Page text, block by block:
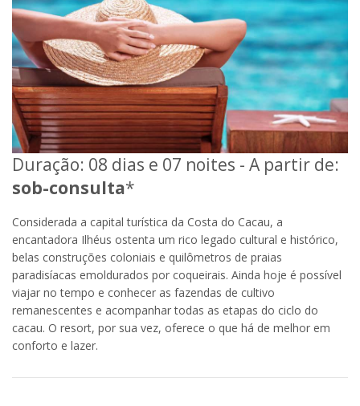
Duração: 08 dias e 07 noites - A partir de:
sob-consulta*
Considerada a capital turística da Costa do Cacau, a
encantadora Ilhéus ostenta um rico legado cultural e histórico,
belas construções coloniais e quilômetros de praias
paradisíacas emoldurados por coqueirais. Ainda hoje é possível
viajar no tempo e conhecer as fazendas de cultivo
remanescentes e acompanhar todas as etapas do ciclo do
cacau. O resort, por sua vez, oferece o que há de melhor em
conforto e lazer.